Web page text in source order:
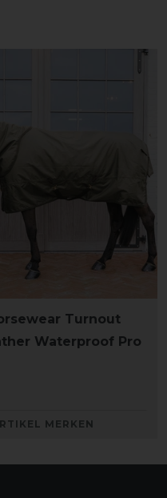
Turnout
Waterproof Pro
MERKEN